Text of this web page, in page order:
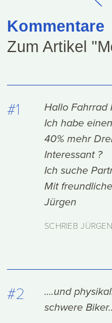
Kommentare
Zum Artikel
#1
Hallo Fahrrad
Ich habe
40% mehr
Interessant ?
Ich suche
Mit
Jürgen
SCHRIEB
#2
....und
schwere